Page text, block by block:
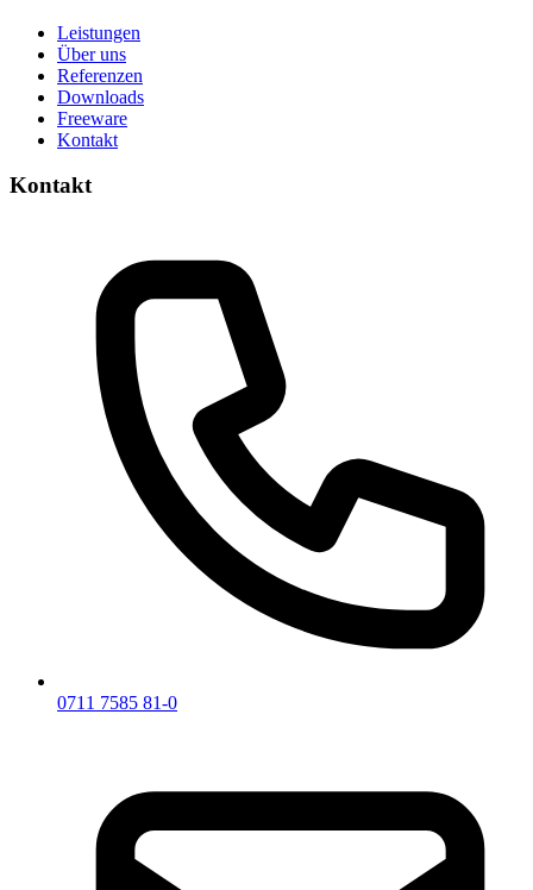
Leistungen
Über uns
Referenzen
Downloads
Freeware
Kontakt
Kontakt
0711 7585 81-0